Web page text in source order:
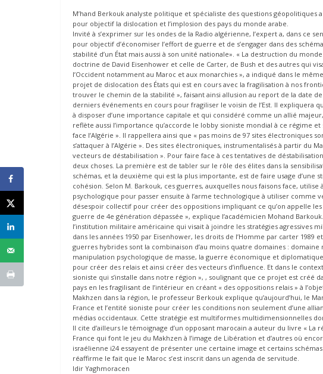
M’hand Berkouk analyste politique et spécialiste des questions
pour objectif la dislocation et l’implosion des pays du monde arabe.
Invité à s’exprimer sur les ondes de la Radio algérienne, l’expert a, dans ce
pour objectif d’économiser l’effort de guerre et de s’engager dans des
stabilité d’un État mais aussi à son unité nationale». « La destruction du
doctrine de David Eisenhower et celle de Carter, de Bush et des autres qui
l’Occident notamment au Maroc et aux monarchies », a indiqué dans le
projet de dislocation des États qui est en cours avec la fragilisation à nos
trouver le chemin de la stabilité », faisant ainsi allusion au report de la date
derniers événements en cours pour fragiliser le voisin de l’Est. Il expliquera
à disposer d’une importance capitale et qui considéré comme un allié
reflète aussi l’importance qu’accorde le lobby sioniste mondial à ce régime
face l’Algérie ». Il rappellera ainsi que « pas moins de 97 sites électroniques
s’attaquer à l’Algérie ». Des sites électroniques, instrumentalisés à partir du
vecteurs de déstabilisation ». Pour faire face à ces tentatives de
deux choses. La première est de tabler sur le rôle des élites dans la
schémas, et la deuxième qui est la plus importante, est de faire usage d’une
cohésion. Selon M. Barkouk, ces guerres, auxquelles nous faisons face,
psychologique pour passer ensuite à l’arme technologique à utiliser comme
désespoir collectif pour créer des oppositions impliquant ce qu’on appelle
guerre de 4e génération dépassée », explique l’académicien Mohand
l’institution militaire américaine qui visait à joindre les stratégies agressives
dans les années 1950 par Eisenhower, les droits de l’Homme par carter
guerres hybrides sont la combinaison d’au moins quatre domaines :
manipulation psychologique de masse, la guerre économique et
pour créer des relais et ainsi créer des vecteurs d’influence. Et dans le
sioniste qui s’installe dans notre région », , soulignant que ce projet est créé
pays en les fragilisant de l’intérieur en créant « des oppositions relais » à
Makhzen dans la région, le professeur Berkouk explique qu’aujourd’hui, le
France et l’entité sioniste pour créer les conditions non seulement d’une
médias occidentaux. Cette stratégie est multiformes multidimensionnelles
Il cite d’ailleurs le témoignage d’un opposant marocain a auteur du livre «
France qui font le jeu du Makhzen à l’image de Libération et d’autres où
israélienne i24 essayent de présenter une certaine image et certains
réaffirme le fait que le Maroc s’est inscrit dans un agenda de servitude.
Idir Yaghmoracen